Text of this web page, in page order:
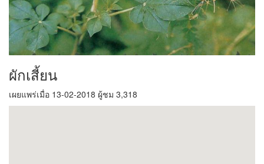
ผักเสี้ยน
เผยแพร่เมื่อ 13-02-2018 ผู้ชม 3,318